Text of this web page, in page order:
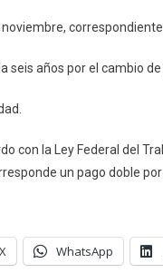
seis años por el cambio de
con la Ley Federal del
un pago doble
X WhatsApp